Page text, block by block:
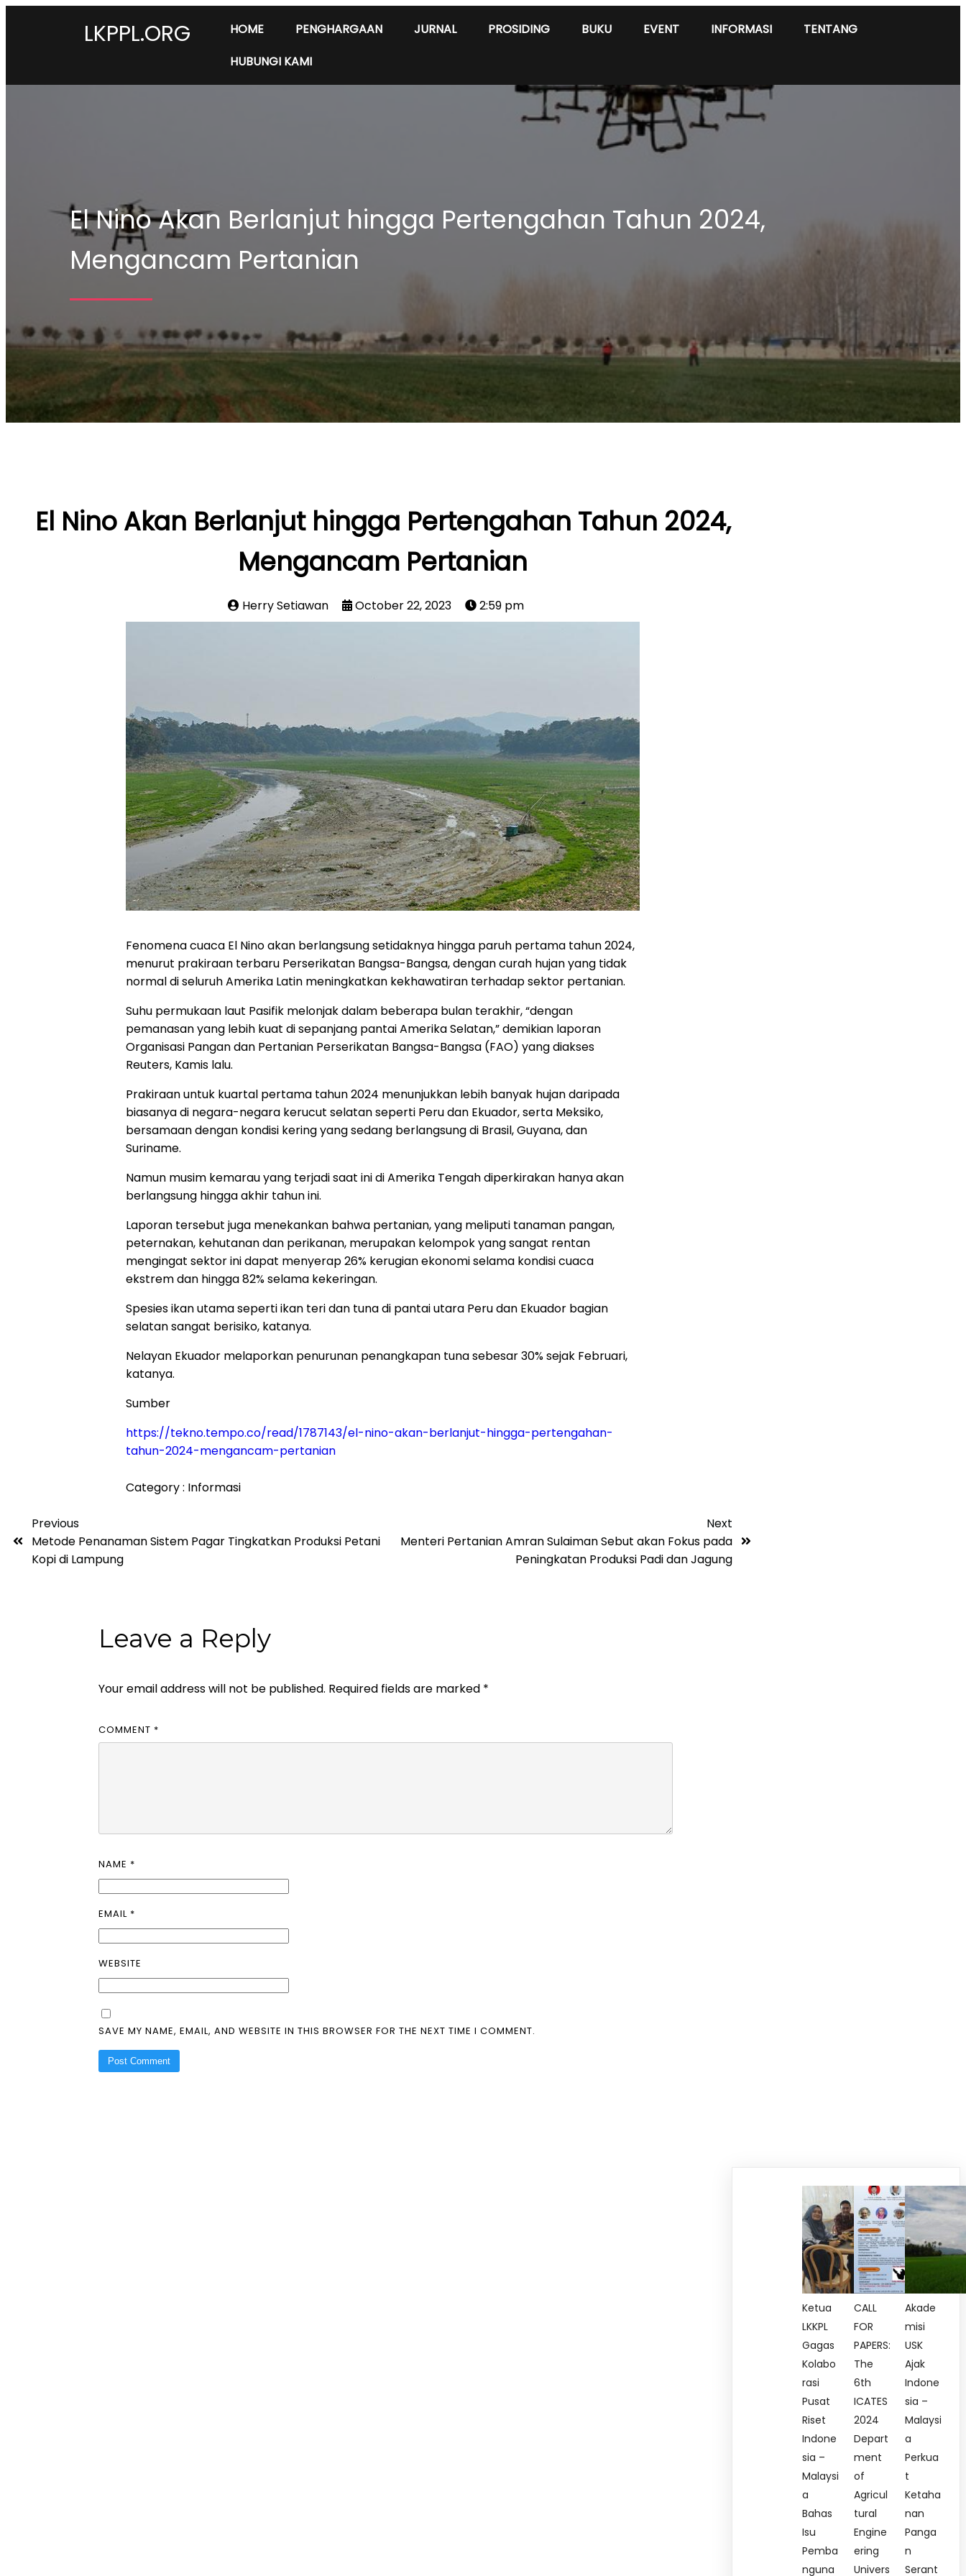
LKPPL.ORG HOME PENGHARGAAN JURNAL PROSIDING BUKU EVENT INFORMASI
TENTANG
HUBUNGI KAMI
El Nino Akan Berlanjut hingga Pertengahan Tahun 2024,
Mengancam Pertanian
El Nino Akan Berlanjut hingga Pertengahan Tahun 2024,
Mengancam Pertanian
Herry Setiawan October 22, 2023 2:59 pm
Fenomena cuaca El Nino akan berlangsung setidaknya hingga paruh pertama tahun 2024,
menurut prakiraan terbaru Perserikatan Bangsa-Bangsa, dengan curah hujan yang tidak
normal di seluruh Amerika Latin meningkatkan kekhawatiran terhadap sektor pertanian.
Suhu permukaan laut Pasifik melonjak dalam beberapa bulan terakhir, “dengan
pemanasan yang lebih kuat di sepanjang pantai Amerika Selatan,” demikian laporan
Organisasi Pangan dan Pertanian Perserikatan Bangsa-Bangsa (FAO) yang diakses
Reuters, Kamis lalu.
Prakiraan untuk kuartal pertama tahun 2024 menunjukkan lebih banyak hujan daripada
biasanya di negara-negara kerucut selatan seperti Peru dan Ekuador, serta Meksiko,
bersamaan dengan kondisi kering yang sedang berlangsung di Brasil, Guyana, dan
Suriname.
Namun musim kemarau yang terjadi saat ini di Amerika Tengah diperkirakan hanya akan
berlangsung hingga akhir tahun ini.
Laporan tersebut juga menekankan bahwa pertanian, yang meliputi tanaman pangan,
peternakan, kehutanan dan perikanan, merupakan kelompok yang sangat rentan
mengingat sektor ini dapat menyerap 26% kerugian ekonomi selama kondisi cuaca
ekstrem dan hingga 82% selama kekeringan.
Spesies ikan utama seperti ikan teri dan tuna di pantai utara Peru dan Ekuador bagian
selatan sangat berisiko, katanya.
Nelayan Ekuador melaporkan penurunan penangkapan tuna sebesar 30% sejak Februari,
katanya.
Sumber
https://tekno.tempo.co/read/1787143/el-nino-akan-berlanjut-hingga-pertengahan-
tahun-2024-mengancam-pertanian
Category : Informasi
Previous
Metode Penanaman Sistem Pagar Tingkatkan Produksi Petani
Kopi di Lampung
Next
Menteri Pertanian Amran Sulaiman Sebut akan Fokus pada
Peningkatan Produksi Padi dan Jagung
Leave a Reply
Your email address will not be published. Required fields are marked *
COMMENT *
NAME *
EMAIL *
WEBSITE
SAVE MY NAME, EMAIL, AND WEBSITE IN THIS BROWSER FOR THE NEXT TIME I COMMENT.
Ketua
LKKPL
Gagas
Kolabo
rasi
Pusat
Riset
Indone
sia –
Malaysi
a
Bahas
Isu
Pemba
nguna
CALL
FOR
PAPERS:
The
6th
ICATES
2024
Depart
ment
of
Agricul
tural
Engine
ering
Univers
Akade
misi
USK
Ajak
Indone
sia –
Malaysi
a
Perkua
t
Ketaha
nan
Panga
n
Serant